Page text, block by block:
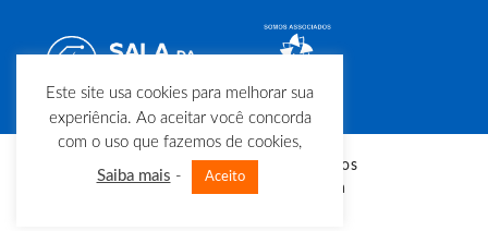
© Copyright - Todos os direitos
reservados - Sala da Elétrica
Este site usa cookies para melhorar sua
experiência. Ao aceitar você concorda
com o uso que fazemos de cookies,
Saiba mais - Aceito